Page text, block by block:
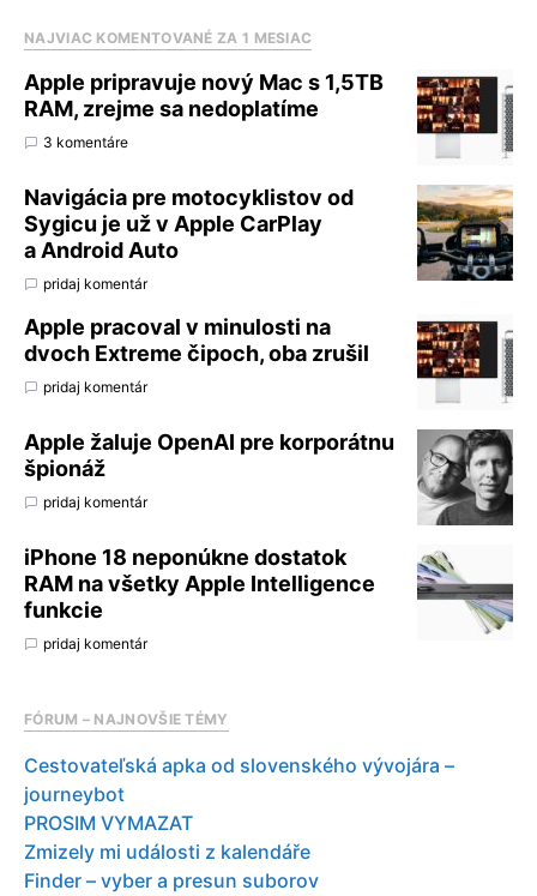
NAJVIAC KOMENTOVANÉ ZA 1 MESIAC
Apple pripravuje nový Mac s 1,5TB
RAM, zrejme sa nedoplatíme
3 komentáre
Navigácia pre motocyklistov od
Sygicu je už v Apple CarPlay
a Android Auto
pridaj komentár
Apple pracoval v minulosti na
dvoch Extreme čipoch, oba zrušil
pridaj komentár
Apple žaluje OpenAI pre korporátnu
špionáž
pridaj komentár
iPhone 18 neponúkne dostatok
RAM na všetky Apple Intelligence
funkcie
pridaj komentár
FÓRUM – NAJNOVŠIE TÉMY
Cestovateľská apka od slovenského vývojára –
journeybot
PROSIM VYMAZAT
Zmizely mi události z kalendáře
Finder – vyber a presun suborov